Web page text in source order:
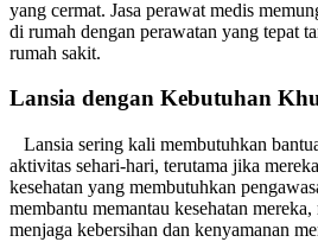
yang cermat. Jasa perawat medis
di rumah dengan perawatan yang tepat
rumah sakit.
Lansia dengan Kebutuhan
Lansia sering kali membutuhkan
aktivitas sehari-hari, terutama jika
kesehatan yang membutuhkan
membantu memantau kesehatan
menjaga kebersihan dan kenyamanan